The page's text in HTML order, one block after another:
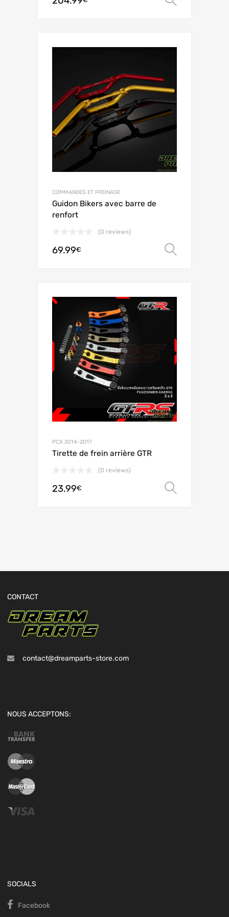
COMMANDES ET FREINAGE
Guidon Bikers avec barre de
renfort
(0 reviews)
69.99€
PCX 2014-2017
Tirette de frein arrière GTR
(0 reviews)
23.99€
CONTACT
contact@dreamparts-store.com
NOUS ACCEPTONS:
SOCIALS
Facebook